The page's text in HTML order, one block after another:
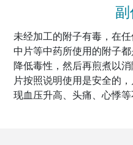
副
未经加工的附子有毒，在
中片等中药所使用的附子
降低毒性，然后再煎煮以
片按照说明使用是安全的
现血压升高、头痛、心悸等